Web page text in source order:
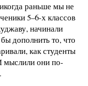
раньше мы не
5–6-х классов
начинали
дополнить то, что
как студенты
мыслили они по-